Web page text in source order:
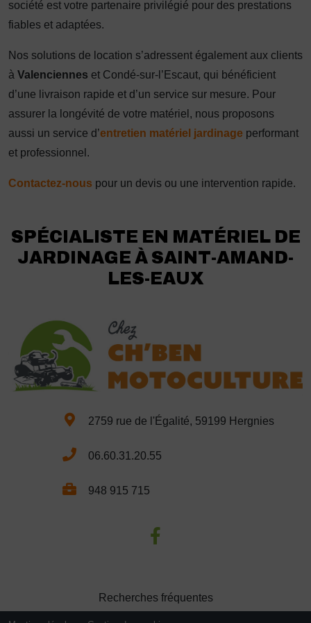
société est votre partenaire privilégié pour des prestations
fiables et adaptées.
Nos solutions de location s’adressent également aux clients
à Valenciennes et Condé-sur-l’Escaut, qui bénéficient
d’une livraison rapide et d’un service sur mesure. Pour
assurer la longévité de votre matériel, nous proposons
aussi un service d’entretien matériel jardinage performant
et professionnel.
Contactez-nous pour un devis ou une intervention rapide.
SPÉCIALISTE EN MATÉRIEL DE
JARDINAGE À SAINT-AMAND-
LES-EAUX
2759 rue de l'Égalité, 59199 Hergnies
06.60.31.20.55
948 915 715
Recherches fréquentes